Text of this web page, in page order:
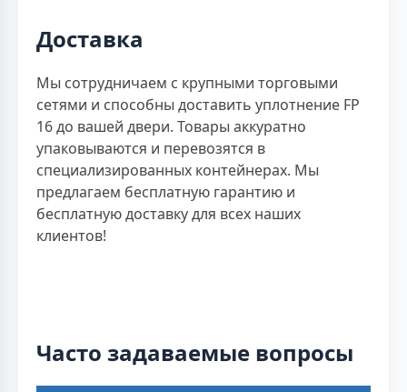
Доставка
Мы сотрудничаем с крупными торговыми
сетями и способны доставить уплотнение FP
16 до вашей двери. Товары аккуратно
упаковываются и перевозятся в
специализированных контейнерах. Мы
предлагаем бесплатную гарантию и
бесплатную доставку для всех наших
клиентов!
Часто задаваемые вопросы